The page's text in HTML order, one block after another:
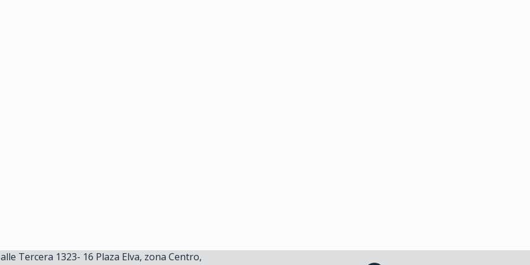
Tercera 1323- 16 Plaza Elva, zona Centro,